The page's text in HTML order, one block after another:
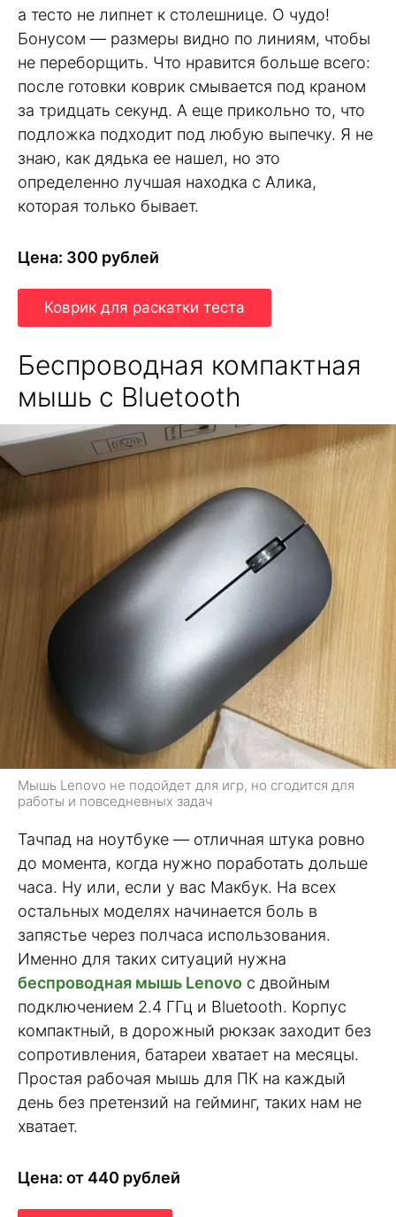
а тесто не липнет к столешнице. О чудо!
Бонусом — размеры видно по линиям, чтобы
не переборщить. Что нравится больше всего:
после готовки коврик смывается под краном
за тридцать секунд. А еще прикольно то, что
подложка подходит под любую выпечку. Я не
знаю, как дядька ее нашел, но это
определенно лучшая находка с Алика,
которая только бывает.
Цена: 300 рублей
Коврик для раскатки теста
Беспроводная компактная
мышь с Bluetooth
Мышь Lenovo не подойдет для игр, но сгодится для
работы и повседневных задач
Тачпад на ноутбуке — отличная штука ровно
до момента, когда нужно поработать дольше
часа. Ну или, если у вас Макбук. На всех
остальных моделях начинается боль в
запястье через полчаса использования.
Именно для таких ситуаций нужна
беспроводная мышь Lenovo с двойным
подключением 2.4 ГГц и Bluetooth. Корпус
компактный, в дорожный рюкзак заходит без
сопротивления, батареи хватает на месяцы.
Простая рабочая мышь для ПК на каждый
день без претензий на гейминг, таких нам не
хватает.
Цена: от 440 рублей